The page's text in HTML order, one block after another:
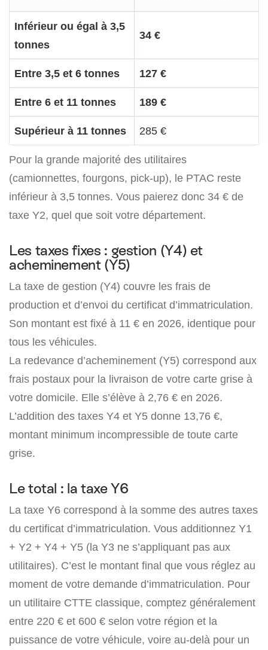
Inférieur ou égal à 3,5
tonnes
34 €
Entre 3,5 et 6 tonnes 127 €
Entre 6 et 11 tonnes 189 €
Supérieur à 11 tonnes 285 €
Pour la grande majorité des utilitaires
(camionnettes, fourgons, pick-up), le PTAC reste
inférieur à 3,5 tonnes. Vous paierez donc 34 € de
taxe Y2, quel que soit votre département.
Les taxes fixes : gestion (Y4) et
acheminement (Y5)
La taxe de gestion (Y4) couvre les frais de
production et d’envoi du certificat d’immatriculation.
Son montant est fixé à 11 € en 2026, identique pour
tous les véhicules.
La redevance d’acheminement (Y5) correspond aux
frais postaux pour la livraison de votre carte grise à
votre domicile. Elle s’élève à 2,76 € en 2026.
L’addition des taxes Y4 et Y5 donne 13,76 €,
montant minimum incompressible de toute carte
grise.
Le total : la taxe Y6
La taxe Y6 correspond à la somme des autres taxes
du certificat d’immatriculation. Vous additionnez Y1
+ Y2 + Y4 + Y5 (la Y3 ne s’appliquant pas aux
utilitaires). C’est le montant final que vous réglez au
moment de votre demande d’immatriculation. Pour
un utilitaire CTTE classique, comptez généralement
entre 220 € et 600 € selon votre région et la
puissance de votre véhicule, voire au-delà pour un